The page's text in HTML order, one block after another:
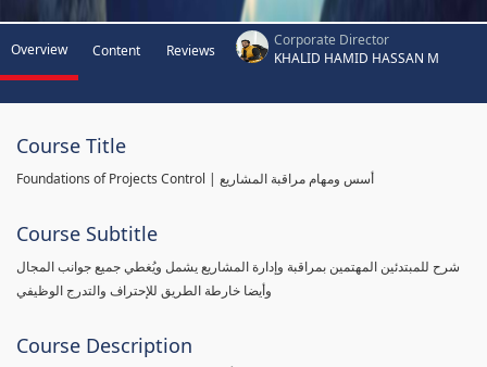
Overview Content Reviews
Corporate Director
KHALID HAMID HASSAN M
Course Title
Foundations of Projects Control | أسس ومهام مراقبة المشاريع
Course Subtitle
شرح للمبتدئين المهتمين بمراقبة وإدارة المشاريع يشمل ويُغطي جميع جوانب المجال
وأيضا خارطة الطريق للإحتراف والتدرج الوظيفي
Course Description